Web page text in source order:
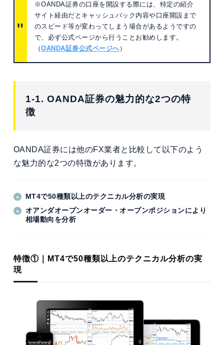
※OANDA証券の口座を開設する際には、特定の紹介
サイト経由だとキャッシュバック内容や口座開設まで
のスピード等が変わってしまう場合があるようですの
で、必ず公式ページから行うことお勧めします。
（OANDA証券公式ページへ）
1-1. OANDA証券の魅力的な2つの特
徴
OANDA証券には他のFX業者と比較して以下のよう
な魅力的な2つの特徴があります。
MT4で50種類以上のテクニカル分析の実現
オアンダオープンオーダー・オープンポジションにより
相場動向を分析
特徴①｜MT4で50種類以上のテクニカル分析の実
現